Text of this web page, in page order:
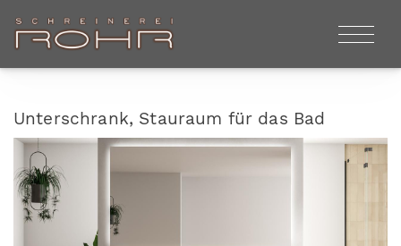
Unterschrank, Stauraum für das Bad